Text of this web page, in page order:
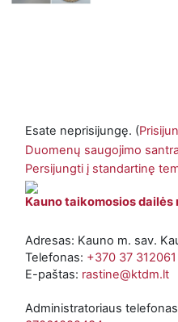
Esate neprisijungę. (
Duomenų saugojimo
Persijungti į standartinę
Kauno taikomosios dailės
Adresas: Kauno m. sav.
Telefonas: +370 37 312061
E-paštas: rastine@ktdm.lt
Administratoriaus